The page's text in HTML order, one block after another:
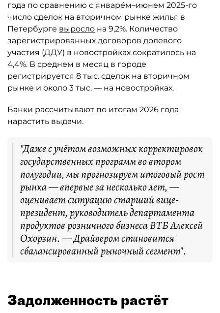
года по сравнению с январём–июнем 2025-го
число сделок на вторичном рынке жилья в
Петербурге выросло на 9,2%. Количество
зарегистрированных договоров долевого
участия (ДДУ) в новостройках сократилось на
4,4%. В среднем в месяц в городе
регистрируется 8 тыс. сделок на вторичном
рынке и около 3 тыс. — на новостройках.
Банки рассчитывают по итогам 2026 года
нарастить выдачи.
"Даже с учётом возможных корректировок
государственных программ во втором
полугодии, мы прогнозируем итоговый рост
рынка — впервые за несколько лет, —
оценивает ситуацию старший вице-
президент, руководитель департамента
продуктов розничного бизнеса ВТБ Алексей
Охорзин. — Драйвером становится
сбалансированный рыночный сегмент".
Задолженность растёт